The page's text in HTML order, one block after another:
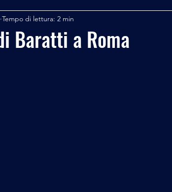
Mare Mediterraneo
Baratti a Roma
Tempo di lettura: 2 min